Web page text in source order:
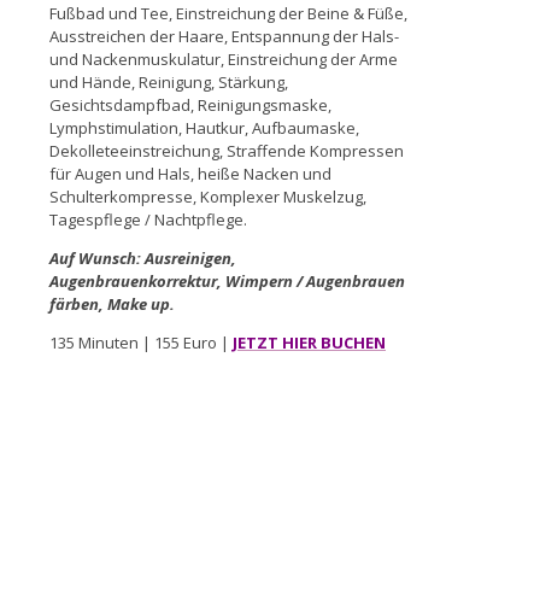
Fußbad und Tee, Einstreichung der Beine & Füße,
Ausstreichen der Haare, Entspannung der Hals-
und Nackenmuskulatur, Einstreichung der Arme
und Hände, Reinigung, Stärkung,
Gesichtsdampfbad, Reinigungsmaske,
Lymphstimulation, Hautkur, Aufbaumaske,
Dekolleteeinstreichung, Straffende Kompressen
für Augen und Hals, heiße Nacken und
Schulterkompresse, Komplexer Muskelzug,
Tagespflege / Nachtpflege.
Auf Wunsch: Ausreinigen,
Augenbrauenkorrektur, Wimpern / Augenbrauen
färben, Make up.
135 Minuten | 155 Euro | JETZT HIER BUCHEN